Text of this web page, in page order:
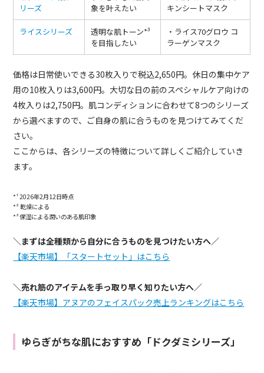
リーズ
象を叶えたい
キンシートマスク
ライスシリーズ
透明な肌トーン*³
を目指したい
・ライス70グロウ コ
ラーゲンマスク
価格は日常使いできる30枚入りで税込2,650円。休日の集中ケア
用の10枚入りは3,600円。大切な日の前のスペシャルケア向けの
4枚入りは2,750円。肌コンディションに合わせて8つのシリーズ
から選べますので、ご自身の肌に合うものを見つけてみてくだ
さい。
ここからは、各シリーズの特徴について詳しくご紹介していき
ます。
*¹ 2026年2月12日時点
*² 乾燥による
*³ 保湿による潤いのある肌印象
＼まずは全種類から自分に合うものを見つけたい方へ／
【楽天市場】「スタートセット」はこちら
＼売れ筋のアイテムを手っ取り早く知りたい方へ／
【楽天市場】アヌアのフェイスパック売上ランキングはこちら
ゆらぎがちな肌におすすめ「ドクダミシリーズ」